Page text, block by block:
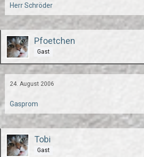
Herr Schröder
Pfoetchen
Gast
24. August 2006
Gasprom
Tobi
Gast